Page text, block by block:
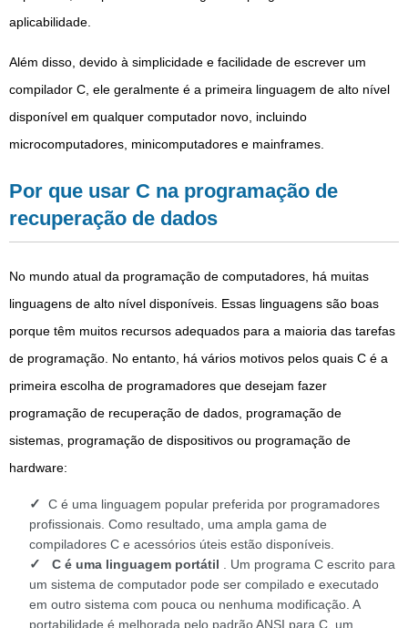
aplicabilidade.
Além disso, devido à simplicidade e facilidade de escrever um
compilador C, ele geralmente é a primeira linguagem de alto nível
disponível em qualquer computador novo, incluindo
microcomputadores, minicomputadores e mainframes.
Por que usar C na programação de
recuperação de dados
No mundo atual da programação de computadores, há muitas
linguagens de alto nível disponíveis. Essas linguagens são boas
porque têm muitos recursos adequados para a maioria das tarefas
de programação. No entanto, há vários motivos pelos quais C é a
primeira escolha de programadores que desejam fazer
programação de recuperação de dados, programação de
sistemas, programação de dispositivos ou programação de
hardware:
C é uma linguagem popular preferida por programadores
profissionais. Como resultado, uma ampla gama de
compiladores C e acessórios úteis estão disponíveis.
C é uma linguagem portátil . Um programa C escrito para
um sistema de computador pode ser compilado e executado
em outro sistema com pouca ou nenhuma modificação. A
portabilidade é melhorada pelo padrão ANSI para C, um